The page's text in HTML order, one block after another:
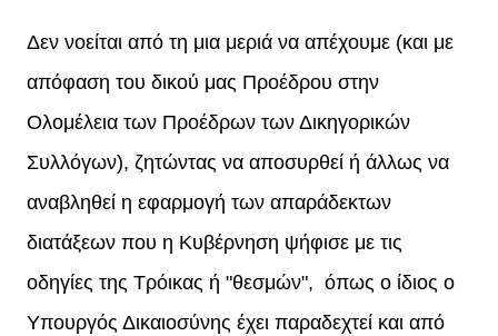
Δεν νοείται από τη μια μεριά να απέχουμε (και με
απόφαση του δικού μας Προέδρου στην
Ολομέλεια των Προέδρων των Δικηγορικών
Συλλόγων), ζητώντας να αποσυρθεί ή άλλως να
αναβληθεί η εφαρμογή των απαράδεκτων
διατάξεων που η Κυβέρνηση ψήφισε με τις
οδηγίες της Τρόικας ή "θεσμών", όπως ο ίδιος ο
Υπουργός Δικαιοσύνης έχει παραδεχτεί και από